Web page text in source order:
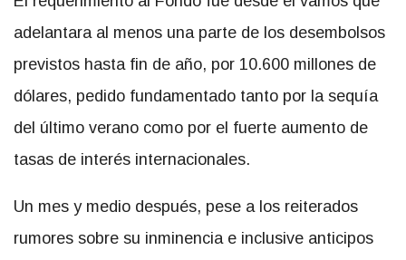
adelantara al menos una parte de los desembolsos
previstos hasta fin de año, por 10.600 millones de
dólares, pedido fundamentado tanto por la sequía
del último verano como por el fuerte aumento de
tasas de interés internacionales.
Un mes y medio después, pese a los reiterados
rumores sobre su inminencia e inclusive anticipos